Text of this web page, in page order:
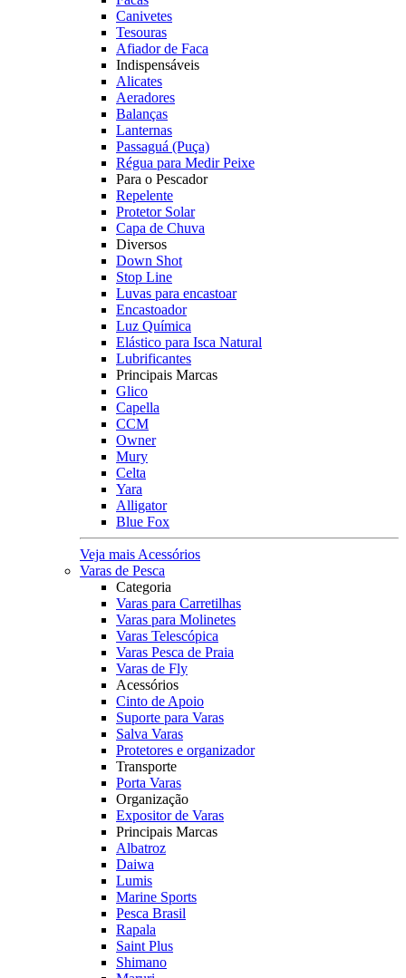
Canivetes
Tesouras
Afiador de Faca
Indispensáveis
Alicates
Aeradores
Balanças
Lanternas
Passaguá (Puça)
Régua para Medir Peixe
Para o Pescador
Repelente
Protetor Solar
Capa de Chuva
Diversos
Down Shot
Stop Line
Luvas para encastoar
Encastoador
Luz Química
Elástico para Isca Natural
Lubrificantes
Principais Marcas
Glico
Capella
CCM
Owner
Mury
Celta
Yara
Alligator
Blue Fox
Veja mais Acessórios
Varas de Pesca
Categoria
Varas para Carretilhas
Varas para Molinetes
Varas Telescópica
Varas Pesca de Praia
Varas de Fly
Acessórios
Cinto de Apoio
Suporte para Varas
Salva Varas
Protetores e organizador
Transporte
Porta Varas
Organização
Expositor de Varas
Principais Marcas
Albatroz
Daiwa
Lumis
Marine Sports
Pesca Brasil
Rapala
Saint Plus
Shimano